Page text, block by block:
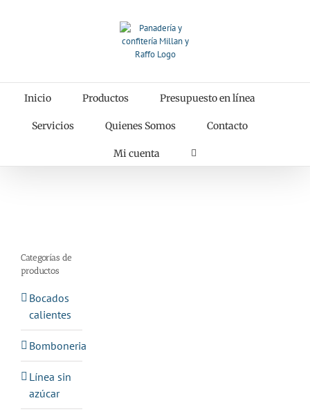
Inicio Productos Presupuesto en línea
Servicios Quienes Somos Contacto
Mi cuenta
Categorías de
productos
Bocados
calientes
Bomboneria
Línea sin
azúcar